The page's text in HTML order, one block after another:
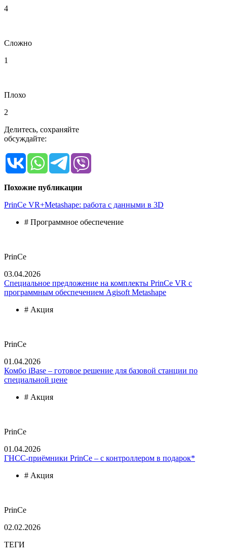
4
Сложно
1
Плохо
2
Делитесь, сохраняйте
обсуждайте:
Похожие публикации
PrinCe VR+Metashape: работа с данными в 3D
# Программное обеспечение
PrinCe
03.04.2026
Cпециальное предложение на комплекты PrinCe VR с
программным обеспечением Agisoft Metashape
# Акция
PrinCe
01.04.2026
Комбо iBase – готовое решение для базовой станции по
специальной цене
# Акция
PrinCe
01.04.2026
ГНСС-приёмники PrinCe – с контроллером в подарок*
# Акция
PrinCe
02.02.2026
ТЕГИ